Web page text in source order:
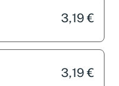
3,19 €
3,19 €